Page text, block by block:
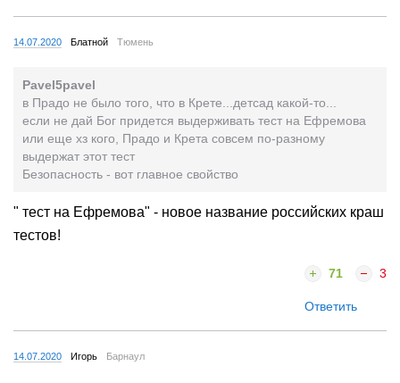
14.07.2020 Блатной Тюмень
Pavel5pavel
в Прадо не было того, что в Крете...детсад какой-то...
если не дай Бог придется выдерживать тест на Ефремова
или еще хз кого, Прадо и Крета совсем по-разному
выдержат этот тест
Безопасность - вот главное свойство
" тест на Ефремова" - новое название российских краш
тестов!
71 3
Ответить
14.07.2020 Игорь Барнаул